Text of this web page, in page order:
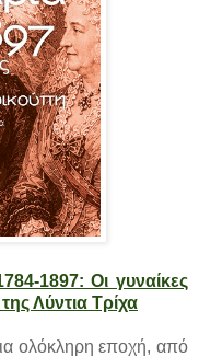
1897: Οι γυναίκες
Λύντια Τρίχα
ολόκληρη εποχή, από